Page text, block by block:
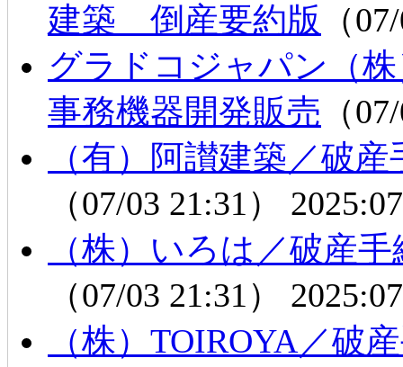
建築 倒産要約版 （
グラドコジャパン（
事務機器開発販売 （
（有）阿讃建築／破
（07/03 21:31）
（株）いろは／破産
（07/03 21:31）
（株）TOIROYA／